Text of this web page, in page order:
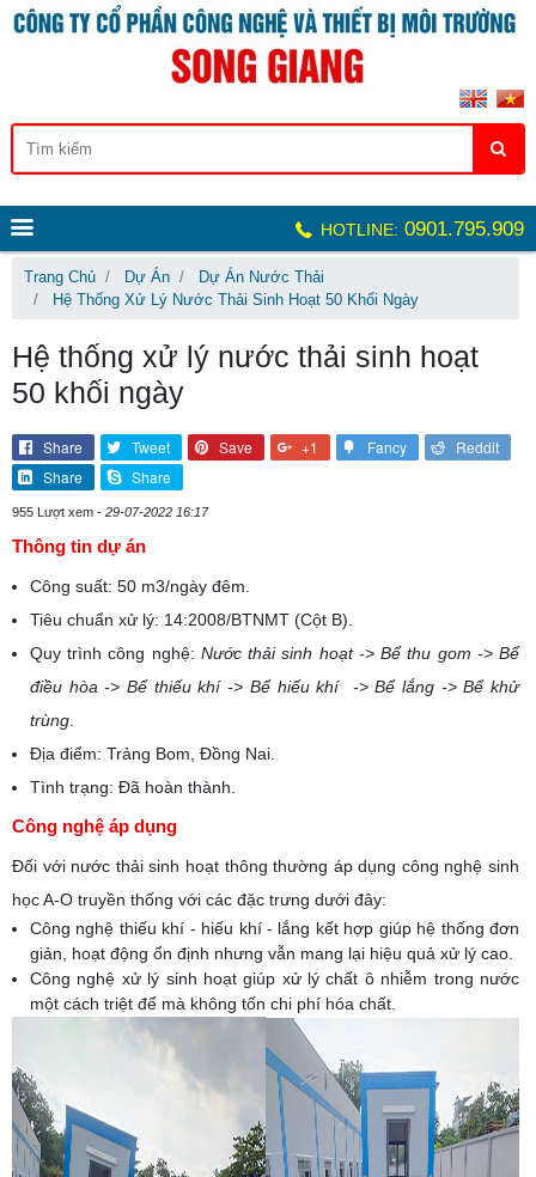
HOTLINE: 0901.795.909
Trang Chủ Dự Án
Dự Án Nước Thải
Hệ Thống Xử Lý Nước Thải Sinh Hoạt 50 Khối Ngày
Hệ thống xử lý nước thải sinh hoạt
50 khối ngày
Share Tweet Save +1 Fancy
Reddit
Share
Share
955 Lượt xem - 29-07-2022 16:17
Thông tin dự án
Công suất: 50 m3/ngày đêm.
Tiêu chuẩn xử lý: 14:2008/BTNMT (Cột B).
Quy trình công nghệ: Nước thải sinh hoạt -> Bể thu gom -> Bể
điều hòa -> Bể thiếu khí -> Bể hiếu khí -> Bể lắng -> Bể khử
trùng
Địa điểm: Trảng Bom, Đồng Nai.
Tình trạng: Đã hoàn thành.
Công nghệ áp dụng
Đối với nước thải sinh hoạt thông thường áp dụng công nghệ sinh
học A-O truyền thống với các đặc trưng dưới đây:
Công nghệ thiếu khí - hiếu khí - lắng kết hợp giúp hệ thống đơn
giản, hoạt động ổn định nhưng vẫn mang lại hiệu quả xử lý cao.
Công nghệ xử lý sinh hoạt giúp xử lý chất ô nhiễm trong nước
một cách triệt để mà không tốn chi phí hóa chất.